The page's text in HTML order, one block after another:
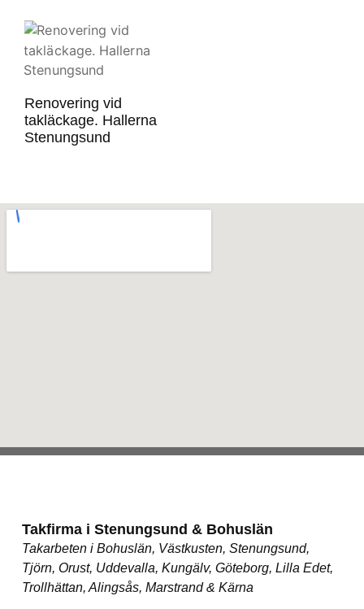
Renovering vid
takläckage. Hallerna
Stenungsund
Takfirma i Stenungsund & Bohuslän
Takarbeten i Bohuslän, Västkusten, Stenungsund,
Tjörn, Orust, Uddevalla, Kungälv, Göteborg, Lilla Edet,
Trollhättan, Alingsås, Marstrand & Kärna